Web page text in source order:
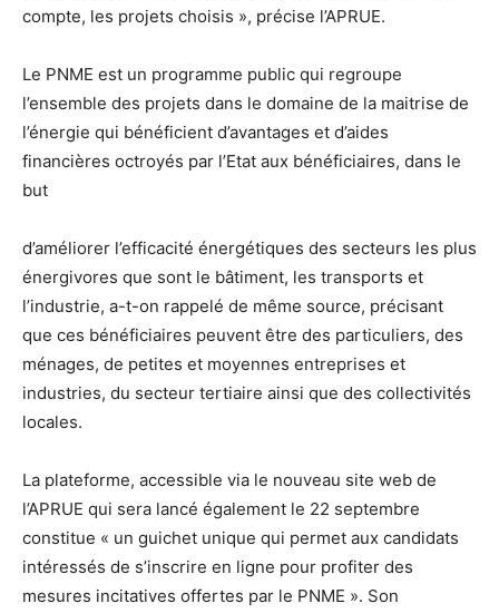
compte, les projets choisis », précise l’APRUE.
Le PNME est un programme public qui regroupe
l’ensemble des projets dans le domaine de la maitrise de
l’énergie qui bénéficient d’avantages et d’aides
financières octroyés par l’Etat aux bénéficiaires, dans le
but
d’améliorer l’efficacité énergétiques des secteurs les plus
énergivores que sont le bâtiment, les transports et
l’industrie, a-t-on rappelé de même source, précisant
que ces bénéficiaires peuvent être des particuliers, des
ménages, de petites et moyennes entreprises et
industries, du secteur tertiaire ainsi que des collectivités
locales.
La plateforme, accessible via le nouveau site web de
l’APRUE qui sera lancé également le 22 septembre
constitue « un guichet unique qui permet aux candidats
intéressés de s’inscrire en ligne pour profiter des
mesures incitatives offertes par le PNME ». Son